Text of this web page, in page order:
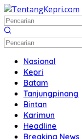
Langsung
ke
konten
Nasional
Kepri
Batam
Tanjungpinang
Bintan
Karimun
Headline
Breaking News